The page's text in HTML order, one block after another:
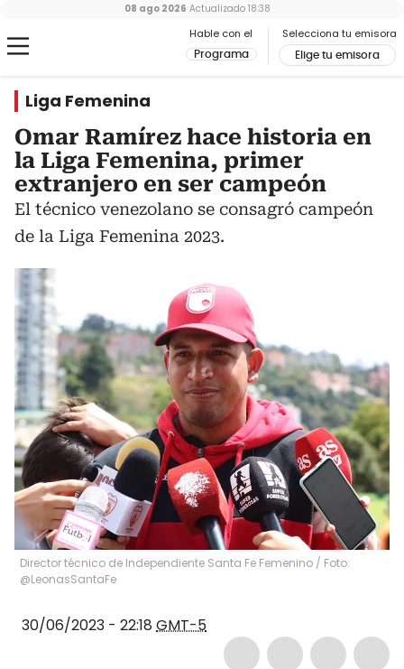
Hable con el
Programa
Selecciona tu emisora
Elige tu emisora
08 ago 2026 Actualizado 18:38
Liga Femenina
Omar Ramírez hace historia en
la Liga Femenina, primer
extranjero en ser campeón
El técnico venezolano se consagró campeón
de la Liga Femenina 2023.
Director técnico de Independiente Santa Fe Femenino / Foto:
@LeonasSantaFe
30/06/2023 - 22:18 GMT-5